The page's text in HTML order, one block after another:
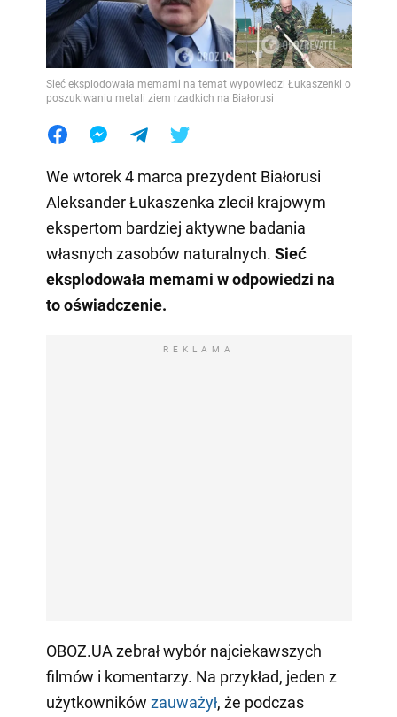
Sieć eksplodowała memami na temat wypowiedzi Łukaszenki o
poszukiwaniu metali ziem rzadkich na Białorusi
We wtorek 4 marca prezydent Białorusi
Aleksander Łukaszenka zlecił krajowym
ekspertom bardziej aktywne badania
własnych zasobów naturalnych. Sieć
eksplodowała memami w odpowiedzi na
to oświadczenie.
REKLAMA
OBOZ.UA zebrał wybór najciekawszych
filmów i komentarzy. Na przykład, jeden z
użytkowników zauważył, że podczas